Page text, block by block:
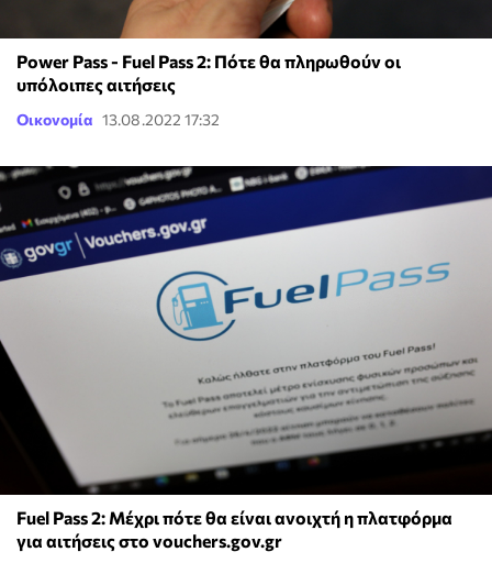
Power Pass - Fuel Pass 2: Πότε θα πληρωθούν οι
υπόλοιπες αιτήσεις
Οικονομία 13.08.2022 17:32
Fuel Pass 2: Μέχρι πότε θα είναι ανοιχτή η πλατφόρμα
για αιτήσεις στο vouchers.gov.gr